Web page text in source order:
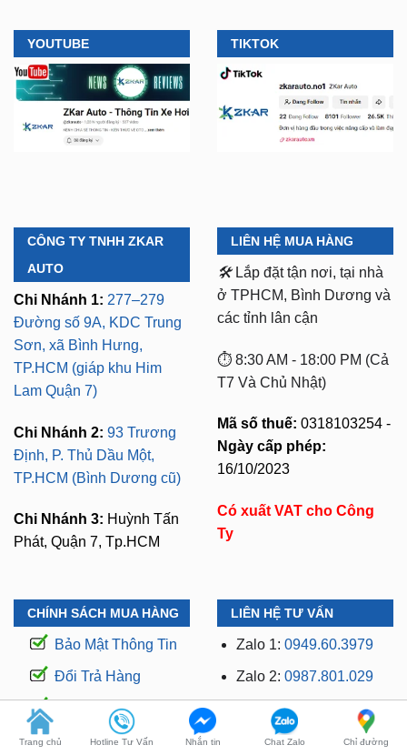
YOUTUBE TIKTOK
CÔNG TY TNHH ZKAR
AUTO
Chi Nhánh 1: 277–279
Đường số 9A, KDC Trung
Sơn, xã Bình Hưng,
TP.HCM (giáp khu Him
Lam Quận 7)
Chi Nhánh 2: 93 Trương
Định, P. Thủ Dầu Một,
TP.HCM (Bình Dương cũ)
Chi Nhánh 3: Huỳnh Tấn
Phát, Quận 7, Tp.HCM
LIÊN HỆ MUA HÀNG
🛠️ Lắp đặt tận nơi, tại nhà
ở TPHCM, Bình Dương và
các tỉnh lân cận
⏱️ 8:30 AM - 18:00 PM (Cả
T7 Và Chủ Nhật)
Mã số thuế: 0318103254 -
Ngày cấp phép:
16/10/2023
Có xuất VAT cho Công
Ty
CHÍNH SÁCH MUA HÀNG
Bảo Mật Thông Tin
Đổi Trả Hàng
Thanh Toán
Vận Chuyển
LIÊN HỆ TƯ VẤN
Zalo 1: 0949.60.3979
Zalo 2: 0987.801.029
Kỹ Thuật Có Kinh
Nghiệm
Trang chủ Hotline Tư Vấn Nhắn tin Chat Zalo Chỉ đường